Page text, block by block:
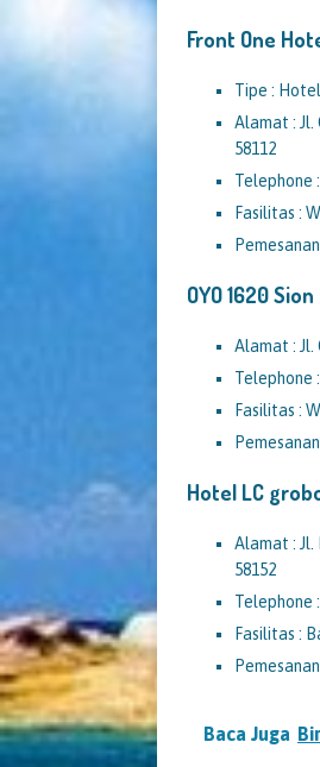
Front One
Tipe :
Alamat : Jl.
58112
Telephone
Fasilitas :
OYO 1620
Alamat : Jl.
Telephone
Fasilitas :
Hotel LC
Alamat : Jl.
58152
Telephone
Fasilitas :
Baca Juga